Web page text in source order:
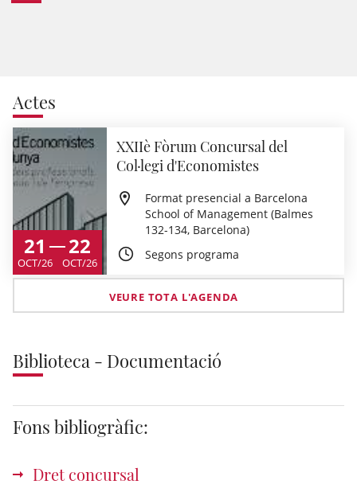
Actes
21
OCT/26
22
OCT/26
XXIIè Fòrum Concursal del
Col·legi d'Economistes
Format presencial a Barcelona
School of Management (Balmes
132-134, Barcelona)
Segons programa
VEURE TOTA L'AGENDA
Biblioteca - Documentació
Fons bibliogràfic:
Dret concursal